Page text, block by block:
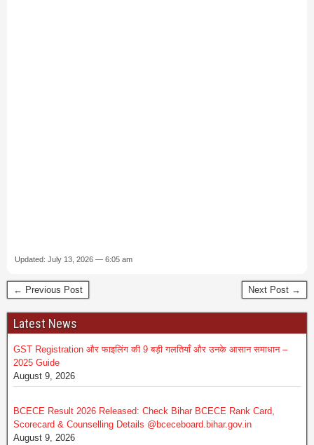
Updated: July 13, 2026 — 6:05 am
← Previous Post Next Post →
Latest News
GST Registration और फाइलिंग की 9 बड़ी गलतियाँ और उनके आसान समाधान –
2025 Guide
August 9, 2026
BCECE Result 2026 Released: Check Bihar BCECE Rank Card,
Scorecard & Counselling Details @bceceboard.bihar.gov.in
August 9, 2026